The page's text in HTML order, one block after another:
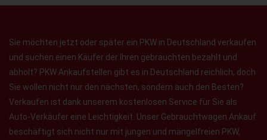
Sie möchten jetzt oder später ein PKW in Deutschland verkaufen
und suchen einen Käufer der Ihren gebrauchten bezahlt und
abholt? PKW Ankaufstellen gibt es in Deutschland reichlich, doch
Sie wollen nicht nur den nächsten, sondern auch den Besten?
Verkaufen ist dank unserem kostenlosen Service für Sie als
Auto-Verkäufer eine Leichtigkeit. Unser Gebrauchtwagen Ankauf
beschäftigt sich nicht nur mit jungen und mängelfreien PKW,